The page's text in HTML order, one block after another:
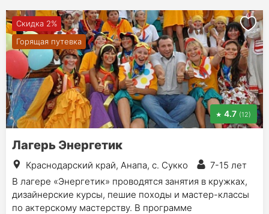
Скидка 2%
Горящая путевка
4.7 (12)
Лагерь Энергетик
Краснодарский край, Анапа, с. Сукко
7-15 лет
В лагере «Энергетик» проводятся занятия в кружках,
дизайнерские курсы, пешие походы и мастер-классы
по актерскому мастерству. В программе